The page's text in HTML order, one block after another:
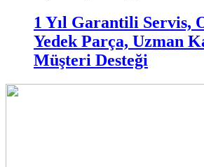
1 Yıl Garantili Servis,
Yedek Parça, Uzman
Müşteri Desteği